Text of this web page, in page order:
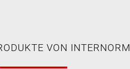
VON INTERNORM